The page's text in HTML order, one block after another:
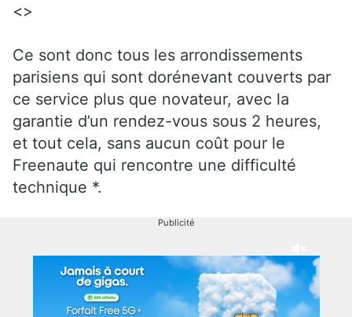
<>
Ce sont donc tous les arrondissements
parisiens qui sont dorénevant couverts par
ce service plus que novateur, avec la
garantie d’un rendez-vous sous 2 heures,
et tout cela, sans aucun coût pour le
Freenaute qui rencontre une difficulté
technique *.
Publicité